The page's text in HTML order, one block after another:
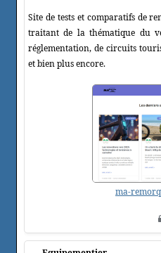
Site de tests et comparatifs de
traitant de la thématique du
réglementation, de circuits
et bien plus encore.
ma-